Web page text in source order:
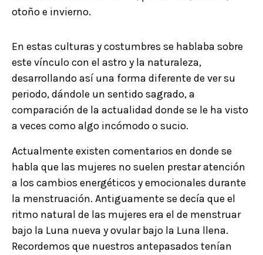
otoño e invierno.
En estas culturas y costumbres se hablaba sobre
este vínculo con el astro y la naturaleza,
desarrollando así una forma diferente de ver su
periodo, dándole un sentido sagrado, a
comparación de la actualidad donde se le ha visto
a veces como algo incómodo o sucio.
Actualmente existen comentarios en donde se
habla que las mujeres no suelen prestar atención
a los cambios energéticos y emocionales durante
la menstruación. Antiguamente se decía que el
ritmo natural de las mujeres era el de menstruar
bajo la Luna nueva y ovular bajo la Luna llena.
Recordemos que nuestros antepasados tenían